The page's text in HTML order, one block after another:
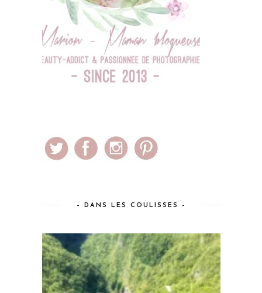
– DANS LES COULISSES –